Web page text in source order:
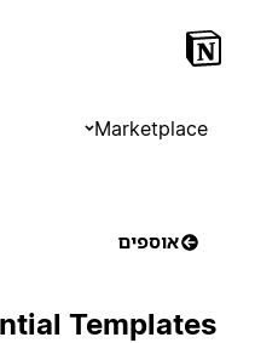
Marketplace
אוספים
Templates